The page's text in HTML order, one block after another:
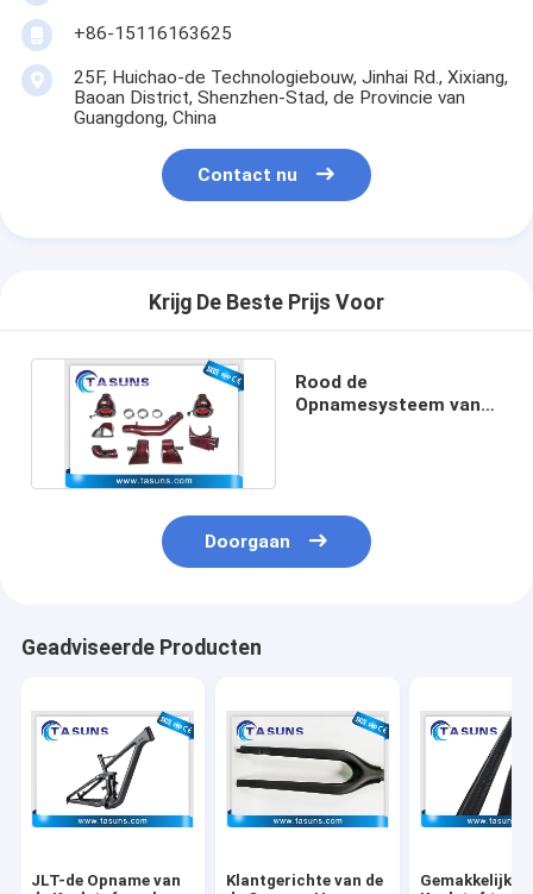
+86-15116163625
25F, Huichao-de Technologiebouw, Jinhai Rd., Xixiang,
Baoan District, Shenzhen-Stad, de Provincie van
Guangdong, China
Contact nu
Krijg De Beste Prijs Voor
Rood de
Opnamesysteem van
Doorgaan
Geadviseerde Producten
JLT-de Opname van
Klantgerichte van de
Gemakkelijk